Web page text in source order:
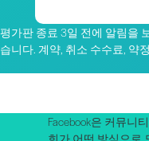
평가판 종료 3일 전에 알림을
습니다. 계약, 취소 수수료, 약
Facebook은 커뮤니
희가 어떤 방식으로